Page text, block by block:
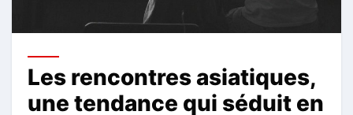
Les rencontres asiatiques,
une tendance qui séduit en